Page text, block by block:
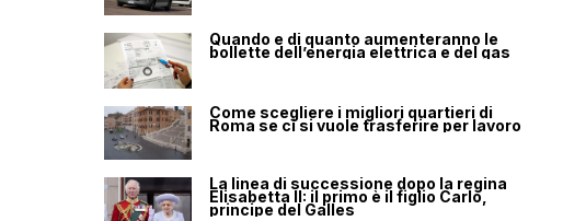
Quando e di quanto aumenteranno le
bollette dell’energia elettrica e del gas
Come scegliere i migliori quartieri di
Roma se ci si vuole trasferire per lavoro
La linea di successione dopo la regina
Elisabetta II: il primo è il figlio Carlo,
principe del Galles